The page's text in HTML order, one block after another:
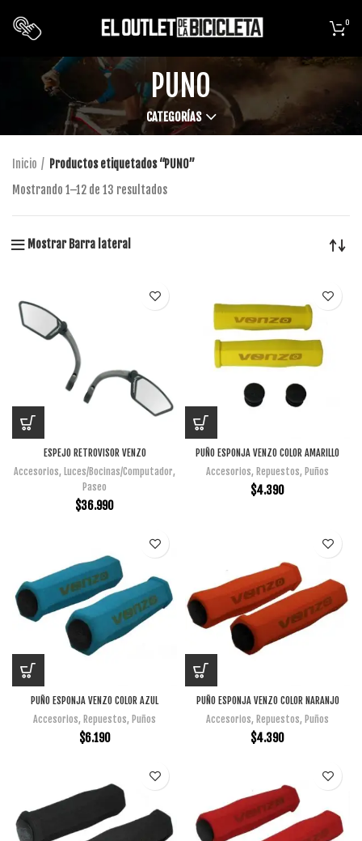
0
PUNO
CATEGORÍAS
Inicio
Productos etiquetados “PUNO”
Mostrando 1–12 de 13 resultados
Mostrar Barra lateral
ESPEJO RETROVISOR VENZO
Accesorios, Luces/Bocinas/Computador,
Paseo
$36.990
PUÑO ESPONJA VENZO COLOR AMARILLO
Accesorios, Repuestos, Puños
$4.390
PUÑO ESPONJA VENZO COLOR AZUL
Accesorios, Repuestos, Puños
$6.190
PUÑO ESPONJA VENZO COLOR NARANJO
Accesorios, Repuestos, Puños
$4.390